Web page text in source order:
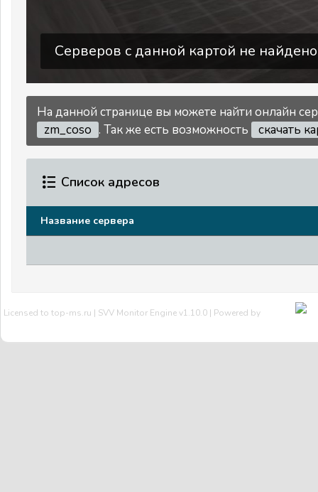
Серверов с данной картой не найдено
На данной странице вы можете найти онлайн
zm_coso . Так же есть возможность скачать
Список адресов
Название сервера
Licensed to top-ms.ru | SVV Monitor Engine v1.10.0 | Powered by